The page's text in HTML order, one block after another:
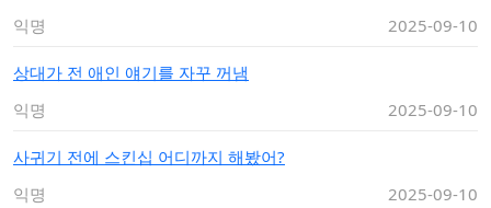
익명
2025-09-10
상대가 전 애인 얘기를 자꾸 꺼냄
익명
2025-09-10
사귀기 전에 스킨십 어디까지 해봤어?
익명
2025-09-10